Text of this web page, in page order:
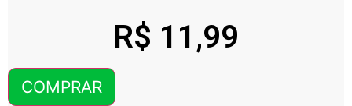
R$ 11,99
COMPRAR